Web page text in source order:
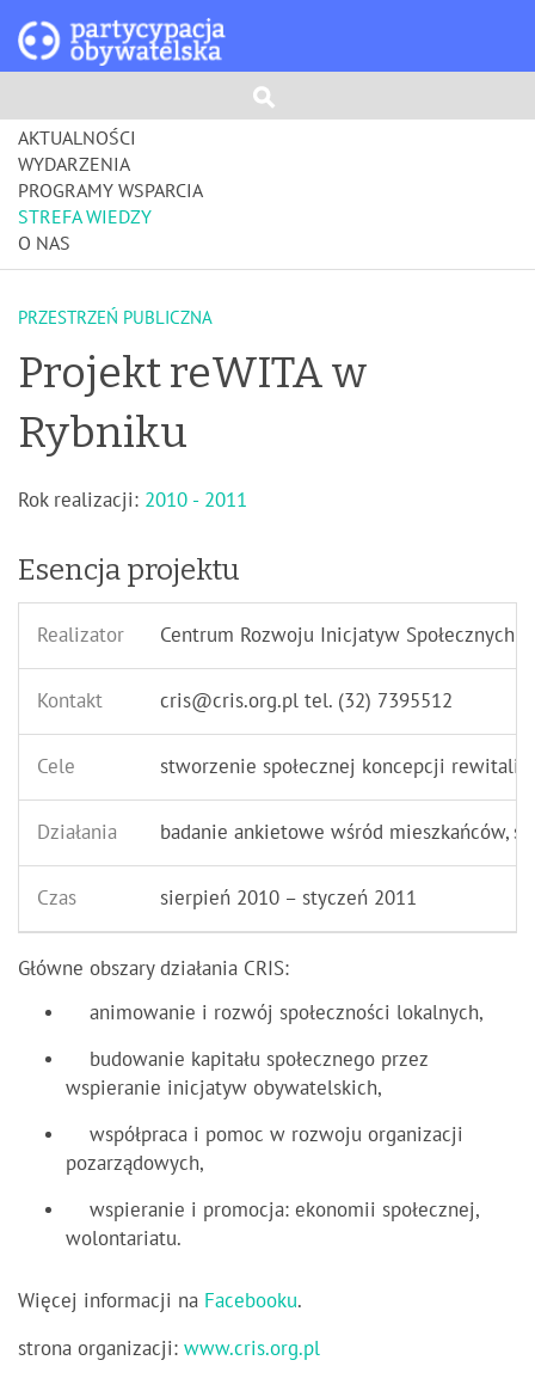
AKTUALNOŚCI
WYDARZENIA
PROGRAMY WSPARCIA
STREFA WIEDZY
O NAS
PRZESTRZEŃ PUBLICZNA
Projekt reWITA w
Rybniku
Rok realizacji: 2010 - 2011
Esencja projektu
Realizator Centrum Rozwoju Inicjatyw Społecznych
Kontakt cris@cris.org.pl tel. (32) 7395512
Cele stworzenie społecznej koncepcji
Działania badanie ankietowe wśród mieszkańców,
Czas sierpień 2010 – styczeń 2011
Główne obszary działania CRIS:
animowanie i rozwój społeczności lokalnych,
budowanie kapitału społecznego przez
wspieranie inicjatyw obywatelskich,
współpraca i pomoc w rozwoju organizacji
pozarządowych,
wspieranie i promocja: ekonomii społecznej,
wolontariatu.
Więcej informacji na Facebooku.
strona organizacji: www.cris.org.pl